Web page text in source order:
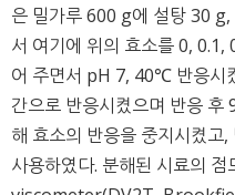
은 밀가루 600 g에 설탕 30
서 여기에 위의 효소를 0, 0.1,
어 주면서 pH 7, 40℃ 반응시
간으로 반응시켰으며 반응
해 효소의 반응을 중지시켰고
사용하였다. 분해된 시료의